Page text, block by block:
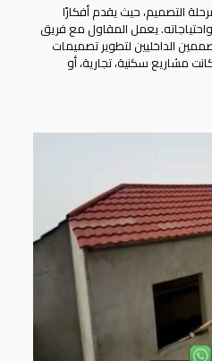
التصميم، حيث يقدم أفكارًا
يعمل المقاول مع فريق
الداخليين لتطوير تصميمات
مشاريع سكنية، تجارية، أو